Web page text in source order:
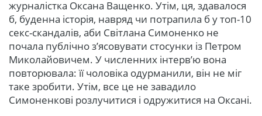
журналістка Оксана Ващенко. Утім, ця, здавалося
б, буденна історія, навряд чи потрапила б у топ-10
секс-скандалів, аби Світлана Симоненко не
почала публічно з’ясовувати стосунки із Петром
Миколайовичем. У численних інтерв’ю вона
повторювала: її чоловіка одурманили, він не міг
таке зробити. Утім, все це не завадило
Симоненкові розлучитися і одружитися на Оксані.